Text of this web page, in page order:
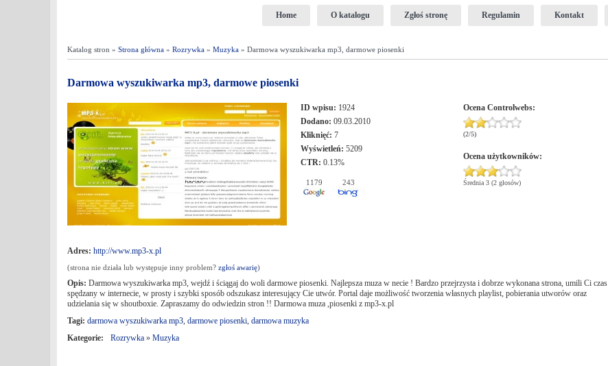
Home O katalogu Zgłoś stronę Regulamin Kontakt
Katalog stron » Strona główna » Rozrywka » Muzyka » Darmowa wyszukiwarka mp3, darmowe piosenki
Darmowa wyszukiwarka mp3, darmowe piosenki
ID wpisu: 1924
Dodano: 09.03.2010
Kliknięć: 7
Wyświetleń: 5209
CTR: 0.13%
1179 243
Ocena Controlwebs:
(2/5)
Ocena użytkowników:
Średnia 3 (2 głosów)
Adres: http://www.mp3-x.pl
(strona nie działa lub występuje inny problem? zgłoś awarię)
Opis: Darmowa wyszukiwarka mp3, wejdź i ściągaj do woli darmowe piosenki. Najlepsza muza w necie ! Bardzo przejrzysta i dobrze wykonana strona, umili Ci czas
spędzany w internecie, w prosty i szybki sposób odszukasz interesujący Cie utwór. Portal daje możliwość tworzenia własnych playlist, pobierania utworów oraz
udzielania się w shoutboxie. Zapraszamy do odwiedzin stron !! Darmowa muza ,piosenki z mp3-x.pl
Tagi: darmowa wyszukiwarka mp3, darmowe piosenki, darmowa muzyka
Kategorie:
Rozrywka » Muzyka